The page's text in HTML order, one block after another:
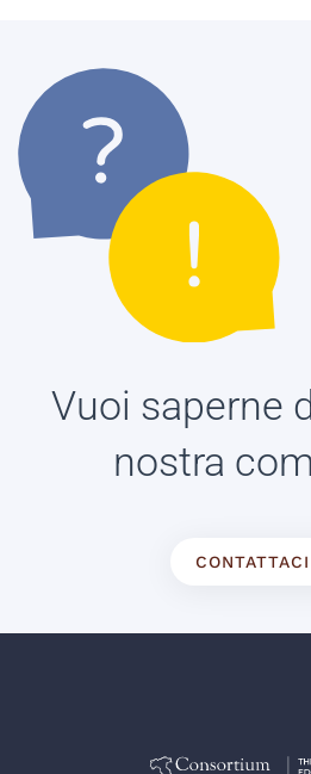
Vuoi saperne
nostra
CONTATTACI